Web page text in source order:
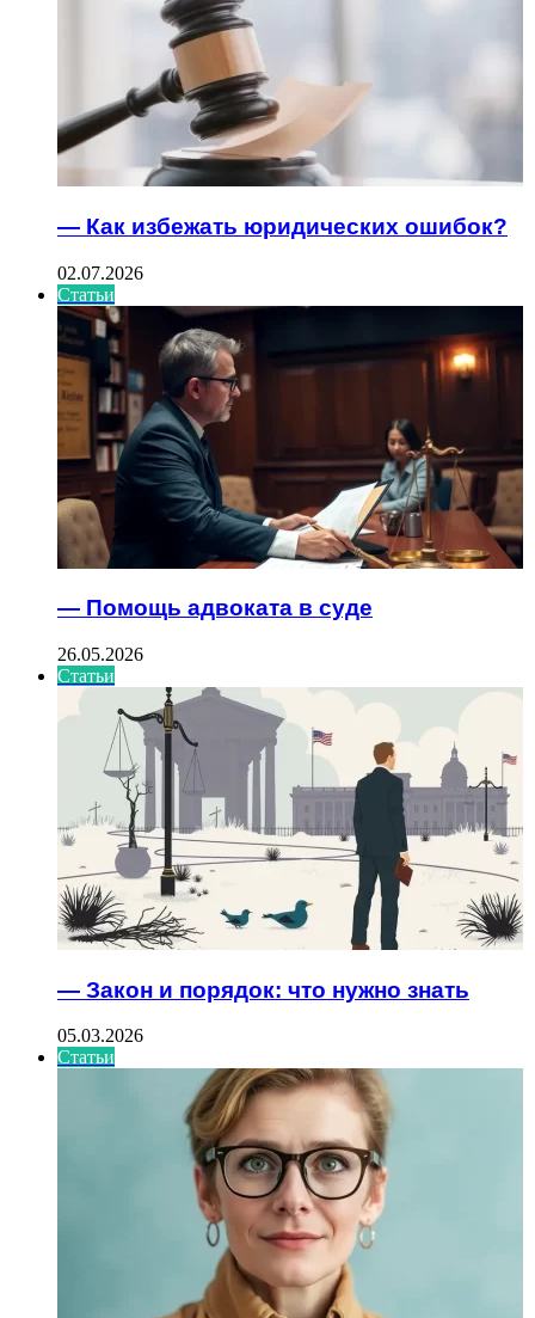
— Как избежать юридических ошибок?
02.07.2026
Статьи
— Помощь адвоката в суде
26.05.2026
Статьи
— Закон и порядок: что нужно знать
05.03.2026
Статьи